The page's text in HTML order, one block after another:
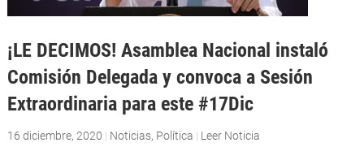
¡LE DECIMOS! Asamblea Nacional instaló
Comisión Delegada y convoca a Sesión
Extraordinaria para este #17Dic
16 diciembre, 2020 | Noticias, Política | Leer Noticia